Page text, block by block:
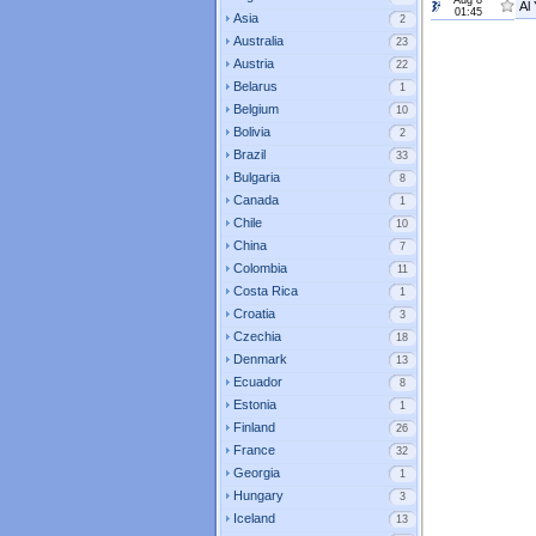
Asia 2
Australia 23
Austria 22
Belarus 1
Belgium 10
Bolivia 2
Brazil 33
Bulgaria 8
Canada 1
Chile 10
China 7
Colombia 11
Costa Rica 1
Croatia 3
Czechia 18
Denmark 13
Ecuador 8
Estonia 1
Finland 26
France 32
Georgia 1
Hungary 3
Iceland 13
01:45
Al